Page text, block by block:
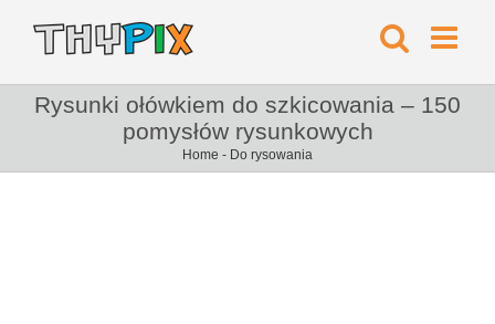
Rysunki ołówkiem do szkicowania – 150
pomysłów rysunkowych
Home - Do rysowania